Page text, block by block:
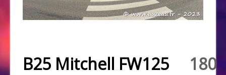
B25 Mitchell FW125
180